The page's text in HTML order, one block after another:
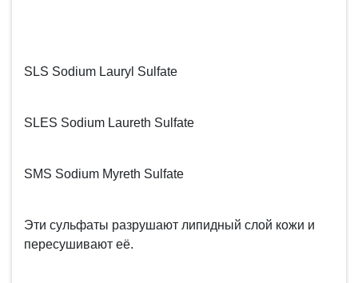
SLS Sodium Lauryl Sulfate
SLES Sodium Laureth Sulfate
SMS Sodium Myreth Sulfate
Эти сульфаты разрушают липидный слой кожи и
пересушивают её.